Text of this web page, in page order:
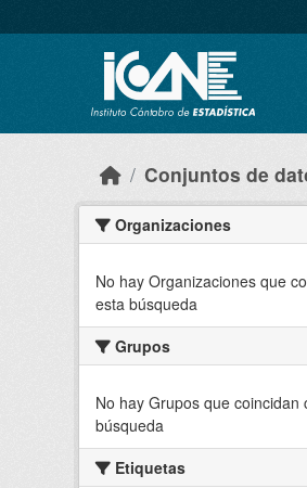
Conjuntos de
Organizaciones
No hay Organizaciones que
esta búsqueda
Grupos
No hay Grupos que coincidan
búsqueda
Etiquetas